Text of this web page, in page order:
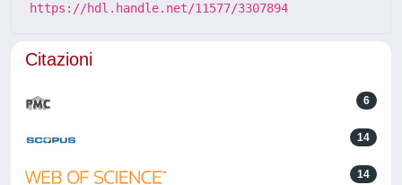
https://hdl.handle.net/11577/3307894
Citazioni
6
14
14